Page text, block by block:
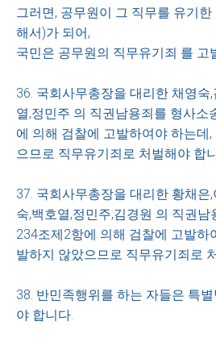
그러면, 공무원이 그 직무를 유기
해서)가 되어,
국민은 공무원의 직무유기죄 를 고
36. 국회사무총장을 대리한 채영숙
열,정민주 의 직권남용죄를 형사소
에 의해 검찰에 고발하여야 하는데
으므로 직무유기죄로 처벌해야 합
37. 국회사무총장을 대리한 황채은
숙,백호열,정민주,김경원 의 직권
234조제2항에 의해 검찰에 고발하
발하지 않았으므로 직무유기죄로
38. 반민족행위를 하는 자들은 특
야 합니다.